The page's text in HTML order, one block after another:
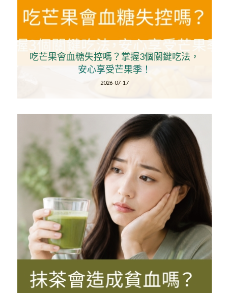
吃芒果會血糖失控嗎？掌握3個關鍵吃法，
安心享受芒果季！
2026-07-17